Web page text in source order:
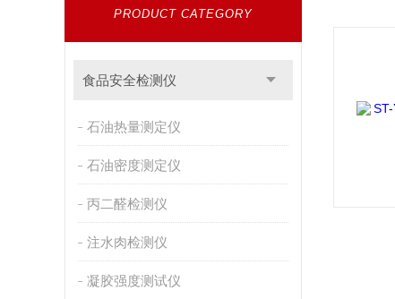
PRODUCT CATEGORY
食品安全检测仪
石油热量测定仪
石油密度测定仪
丙二醛检测仪
注水肉检测仪
凝胶强度测试仪